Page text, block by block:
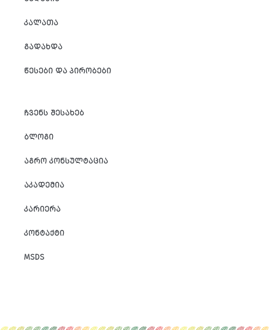
ᲙᲐᲚᲐᲗᲐ
ᲒᲐᲓᲐᲮᲓᲐ
ᲬᲔᲡᲔᲑᲘ ᲓᲐ ᲞᲘᲠᲝᲑᲔᲑᲘ
ᲩᲕᲔᲜᲡ ᲨᲔᲡᲐᲮᲔᲑ
ᲑᲚᲝᲒᲘ
ᲐᲒᲠᲝ ᲙᲝᲜᲡᲣᲚᲢᲐᲪᲘᲐ
ᲐᲙᲐᲓᲔᲛᲘᲐ
ᲙᲐᲠᲘᲔᲠᲐ
ᲙᲝᲜᲢᲐᲥᲢᲘ
MSDS